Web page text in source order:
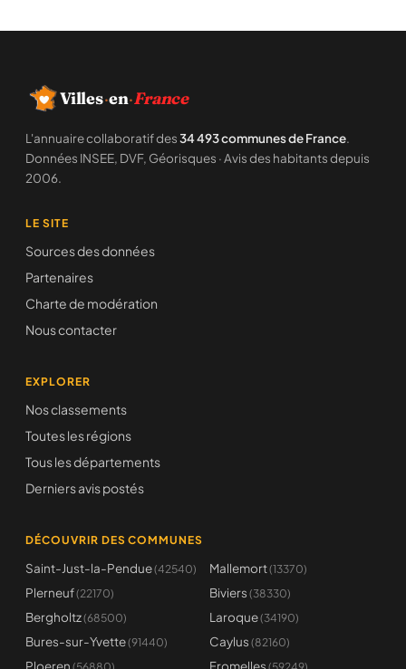
Villes·en·France
L'annuaire collaboratif des34 493 communes de France.
Données INSEE, DVF, Géorisques · Avis des habitants depuis
2006.
LE SITE
Sources des données
Partenaires
Charte de modération
Nous contacter
EXPLORER
Nos classements
Toutes les régions
Tous les départements
Derniers avis postés
DÉCOUVRIR DES COMMUNES
Saint-Just-la-Pendue(42540) Mallemort(13370)
Plerneuf(22170) Biviers (38330)
Bergholtz(68500) Laroque(34190)
Bures-sur-Yvette(91440) Caylus (82160)
Ploeren Fromelles